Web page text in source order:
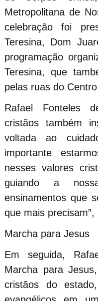
Metropolitana de
celebração foi
Teresina, Dom
programação
Teresina, que
pelas ruas do
Rafael Fonteles
cristãos também
voltada ao
importante
nesses valores
guiando a
ensinamentos que
que mais precisam”,
Marcha para Jesus
Em seguida,
Marcha para
cristãos do